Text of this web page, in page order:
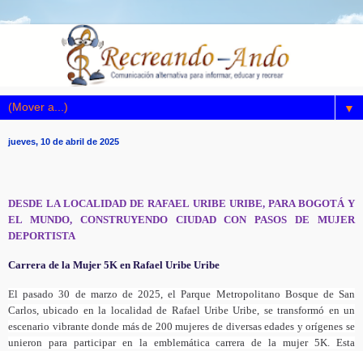
▼
jueves, 10 de abril de 2025
DESDE LA LOCALIDAD DE RAFAEL URIBE URIBE, PARA BOGOTÁ Y
EL MUNDO, CONSTRUYENDO CIUDAD CON PASOS DE MUJER
DEPORTISTA
Carrera de la Mujer 5K en Rafael Uribe Uribe
El pasado 30 de marzo de 2025, el Parque Metropolitano Bosque de San
Carlos, ubicado en la localidad de Rafael Uribe Uribe, se transformó en un
escenario vibrante donde más de 200 mujeres de diversas edades y orígenes se
unieron para participar en la emblemática carrera de la mujer 5K. Esta